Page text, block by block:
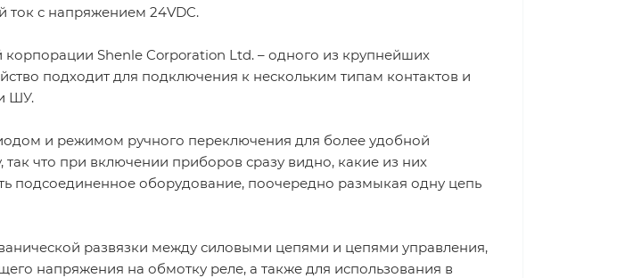
ток с напряжением 24VDC.
Shenle Corporation Ltd. – одного из крупнейших
подходит для подключения к нескольким типам контактов и
ШУ.
и режимом ручного переключения для более удобной
что при включении приборов сразу видно, какие из них
оборудование, поочередно размыкая одну цепь
развязки между силовыми цепями и цепями управления,
напряжения на обмотку реле, а также для использования в